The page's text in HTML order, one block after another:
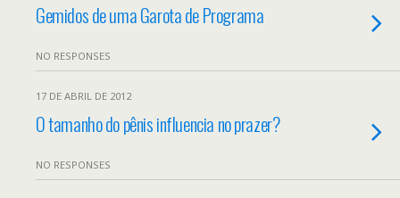
Gemidos de uma Garota de Programa
NO RESPONSES
17 DE ABRIL DE 2012
O tamanho do pênis influencia no prazer?
NO RESPONSES